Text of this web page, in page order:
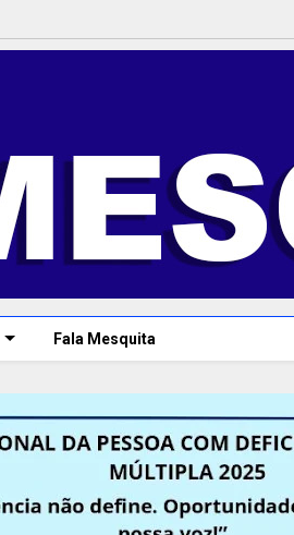
Fala Mesquita